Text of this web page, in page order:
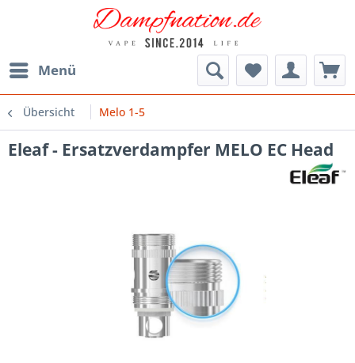
Menü
Übersicht Melo 1-5
Eleaf - Ersatzverdampfer MELO EC Head